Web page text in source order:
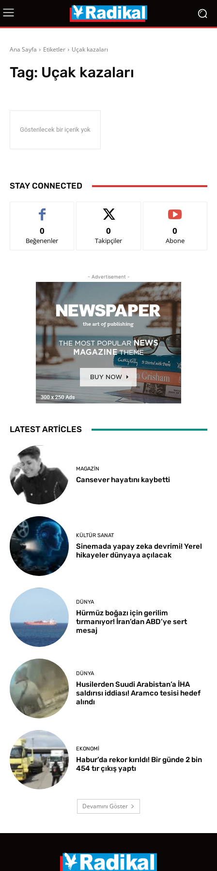
Ana Sayfa Etiketler Uçak kazaları
Tag: Uçak kazaları
Gösterilecek bir içerik yok
STAY CONNECTED
0
Beğenenler
0
Takipçiler
0
Abone
- Advertisement -
LATEST ARTICLES
MAGAZIN
Cansever hayatını kaybetti
KÜLTÜR SANAT
Sinemada yapay zeka devrimi! Yerel
hikayeler dünyaya açılacak
DÜNYA
Hürmüz boğazı için gerilim
tırmanıyor! İran’dan ABD’ye sert
mesaj
DÜNYA
Husilerden Suudi Arabistan’a İHA
saldırısı iddiası! Aramco tesisi hedef
alındı
EKONOMI
Habur’da rekor kırıldı! Bir günde 2 bin
454 tır çıkış yaptı
Devamını Göster